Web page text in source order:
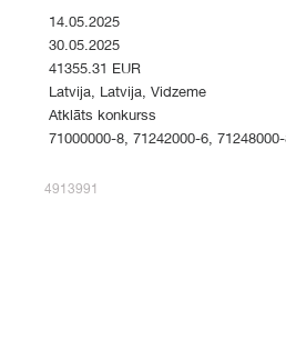
14.05.2025
30.05.2025
41355.31 EUR
Latvija, Latvija, Vidzeme
Atklāts konkurss
71000000-8, 71242000-6,
4913991